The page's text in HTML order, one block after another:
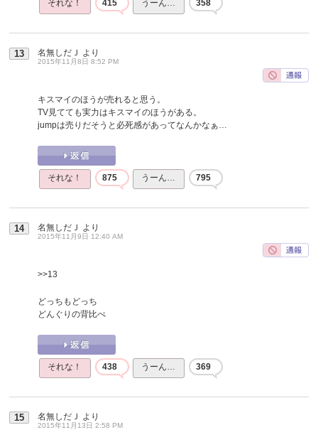
それな！ 415 うーん… 358
13 名無しだＪ より
2015年11月8日 8:52 PM
キスマイのほうが売れると思う。
TV見てても実力はキスマイのほうがある。
jumpは売りだそうと必死感があってなんかなぁ…
それな！ 875 うーん… 795
14 名無しだＪ より
2015年11月9日 12:40 AM
>>13
どっちもどっち
どんぐりの背比べ
それな！ 438 うーん… 369
15 名無しだＪ より
2015年11月13日 2:58 PM